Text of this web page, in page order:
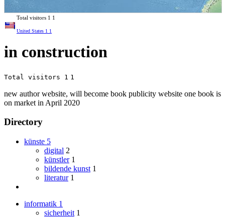
Total visitors 1 1
United States 1 1
in construction
Total visitors 1 1
new author website, will become book publicity website one book is
on market in April 2020
Directory
künste 5
digital 2
künstler 1
bildende kunst 1
literatur 1
informatik 1
sicherheit 1